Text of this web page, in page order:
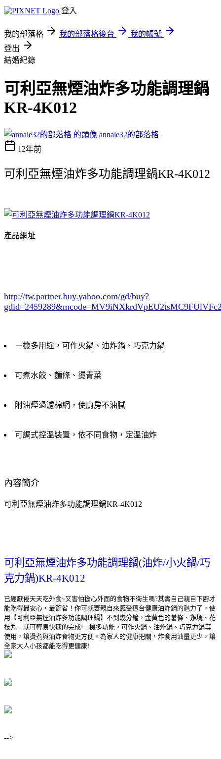
登入
我的部落格 我的部落格後台
我的帳號
登出
結婚紀錄
可利亞無煙油炸多功能調理鍋
KR-4K012
annale32的部落格
12年前
可利亞無煙油炸多功能調理鍋KR-4K012
產品網址
http://tw.partner.buy.yahoo.com/gd/buy?
gdid=2459289
ㄧ機多用途，可作火鍋、油炸鍋、巧克力鍋
可煮水餃、麵條、燙青菜
附油煙過濾棉網，使廚房不油膩
可調式控溫裝置，依不同食物，定溫油炸
內容簡介
可利亞無煙油炸多功能調理鍋KR-4K012
可利亞無煙油炸多功能調理鍋(油炸/小火鍋/巧
克力鍋)KR-4K012
已經厭倦天天吃外食~又害怕擔心外面的食物不衛生嗎?其實自己親自下廚才
能吃得最安心，最節省！你可就要親自來感受這台健康油炸鍋的魅力了，使
用【可利亞無煙油炸多功能調理鍋】不到幾分鐘，金黃色的薯條、雞塊、花
枝丸…就可輕易快速的完成!一機多功能，可作火鍋、油炸鍋、巧克力鍋等
使用，讓燙煮與油炸食物更方便。為家人的健康把關，炸食用油量更少，讓
全家大人小孩都能吃得更健康!
-->